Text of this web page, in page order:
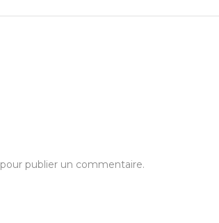
pour publier un commentaire.